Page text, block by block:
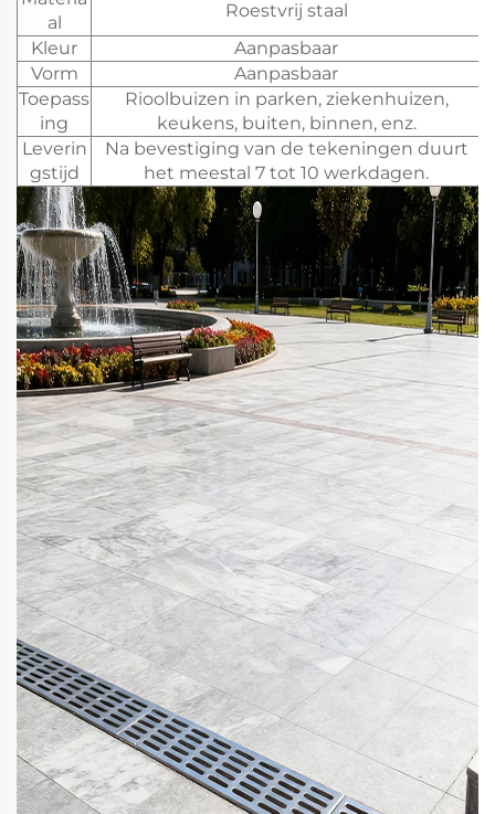
al
Roestvrij staal
Kleur
Aanpasbaar
Vorm
Aanpasbaar
Toepass
ing
Rioolbuizen in parken, ziekenhuizen,
keukens, buiten, binnen, enz.
Leverin
gstijd
Na bevestiging van de tekeningen duurt
het meestal 7 tot 10 werkdagen.